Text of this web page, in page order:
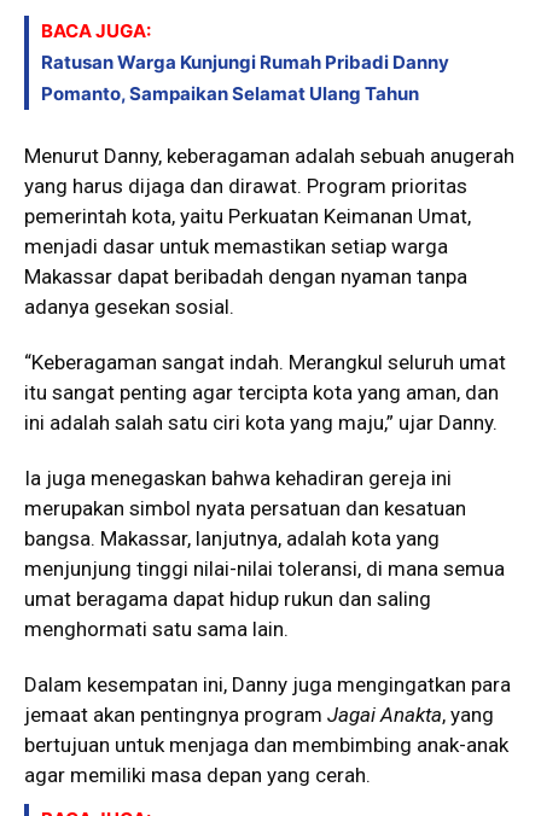
BACA JUGA:
Ratusan Warga Kunjungi Rumah Pribadi Danny
Pomanto, Sampaikan Selamat Ulang Tahun
Menurut Danny, keberagaman adalah sebuah anugerah
yang harus dijaga dan dirawat. Program prioritas
pemerintah kota, yaitu Perkuatan Keimanan Umat,
menjadi dasar untuk memastikan setiap warga
Makassar dapat beribadah dengan nyaman tanpa
adanya gesekan sosial.
“Keberagaman sangat indah. Merangkul seluruh umat
itu sangat penting agar tercipta kota yang aman, dan
ini adalah salah satu ciri kota yang maju,” ujar Danny.
Ia juga menegaskan bahwa kehadiran gereja ini
merupakan simbol nyata persatuan dan kesatuan
bangsa. Makassar, lanjutnya, adalah kota yang
menjunjung tinggi nilai-nilai toleransi, di mana semua
umat beragama dapat hidup rukun dan saling
menghormati satu sama lain.
Dalam kesempatan ini, Danny juga mengingatkan para
jemaat akan pentingnya program Jagai Anakta, yang
bertujuan untuk menjaga dan membimbing anak-anak
agar memiliki masa depan yang cerah.